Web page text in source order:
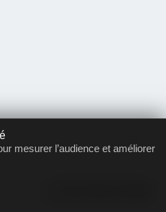
mesurer l’audience et améliorer